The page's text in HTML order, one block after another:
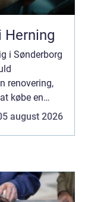
Herning
i Sønderborg
renovering,
købe en
august 2026